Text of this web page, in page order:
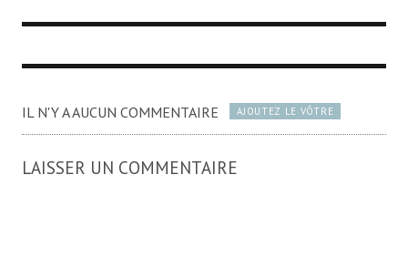
IL N'Y A AUCUN COMMENTAIRE AJOUTEZ LE VÔTRE
LAISSER UN COMMENTAIRE